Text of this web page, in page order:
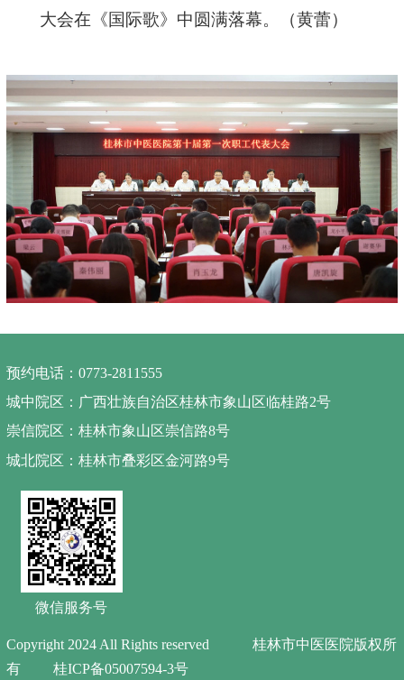
大会在《国际歌》中圆满落幕。
（黄蕾）
预约电话：0773-2811555
城中院区：广西壮族自治区桂林市象山区临桂路2号
崇信院区：桂林市象山区崇信路8号
城北院区：桂林市叠彩区金河路9号
微信服务号
Copyright 2024 All Rights reserved 桂林市中医医院版权所
有 桂ICP备05007594-3号